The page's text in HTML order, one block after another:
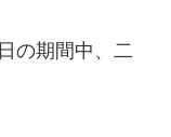
の期間中、二